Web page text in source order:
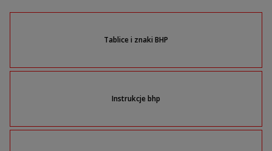
Tablice i znaki BHP
Instrukcje bhp